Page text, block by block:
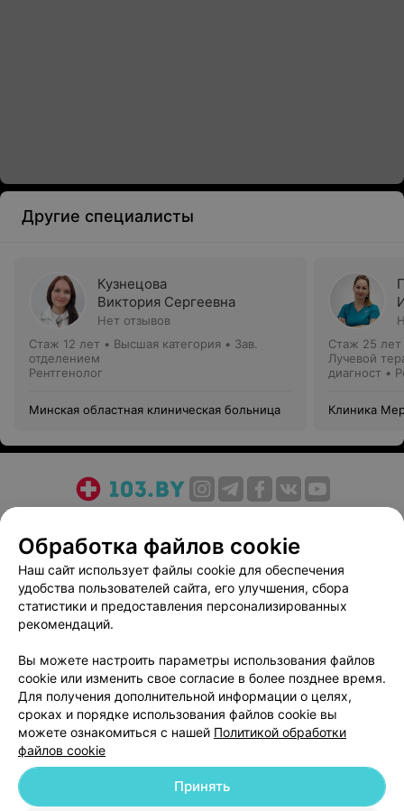
Другие специалисты
Кузнецова
Виктория Сергеевна
Нет отзывов
Стаж 12 лет • Высшая категория • Зав.
отделением
Рентгенолог
Минская областная клиническая больница
Стаж 25 лет
Лучевой
диагност •
Клиника
Медицинский маркетинг
Публичный договор
Пользовательское соглашение
Способы оплаты
Вакансии
Партнеры
Написать руководителю 103.by
Персональные настройки cookie
Обработка персональных данных
Обработка файлов cookie
Наш сайт использует файлы cookie для обеспечения
удобства пользователей сайта, его улучшения, сбора
статистики и предоставления персонализированных
рекомендаций.
Вы можете настроить параметры использования файлов
cookie или изменить свое согласие в более позднее время.
Для получения дополнительной информации о целях,
сроках и порядке использования файлов cookie вы
можете ознакомиться с нашей Политикой обработки
файлов cookie
Принять